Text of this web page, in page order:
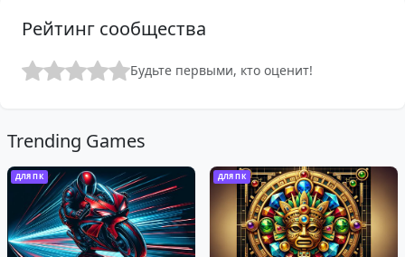
Рейтинг сообщества
Будьте первыми, кто оценит!
Trending Games
ДЛЯ ПК ДЛЯ ПК